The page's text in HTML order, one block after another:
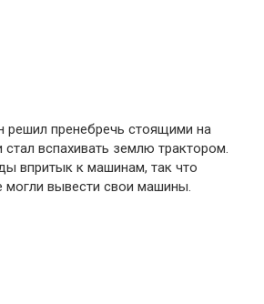
решил пренебречь стоящими на
вспахивать землю трактором.
впритык к машинам, так что
могли вывести свои машины.